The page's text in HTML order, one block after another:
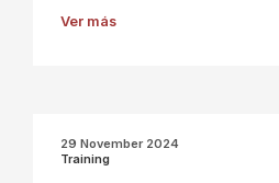
Ver más
29 November 2024
Training